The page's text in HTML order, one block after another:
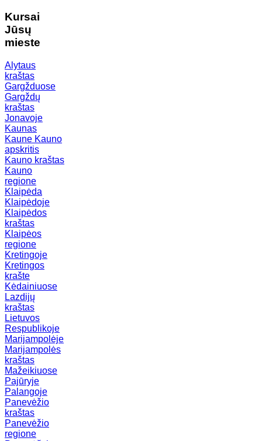
Kursai
Jūsų
mieste
Alytaus
kraštas
Gargžduose
Gargždų
kraštas
Jonavoje
Kaunas
Kaune Kauno
apskritis
Kauno kraštas
Kauno
regione
Klaipėda
Klaipėdoje
Klaipėdos
kraštas
Klaipėos
regione
Kretingoje
Kretingos
krašte
Kėdainiuose
Lazdijų
kraštas
Lietuvos
Respublikoje
Marijampolėje
Marijampolės
kraštas
Mažeikiuose
Pajūryje
Palangoje
Panevėžio
kraštas
Panevėžio
regione